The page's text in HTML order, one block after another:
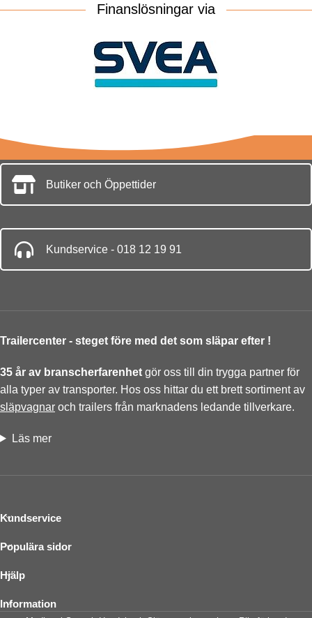
Finanslösningar via
Butiker och Öppettider
Kundservice - 018 12 19 91
Trailercenter - steget före med det som släpar efter !
35 år av branscherfarenhet gör oss till din trygga partner för
alla typer av transporter. Hos oss hittar du ett brett sortiment av
släpvagnar och trailers från marknadens ledande tillverkare.
Läs mer
Kundservice
Populära sidor
Hjälp
Information